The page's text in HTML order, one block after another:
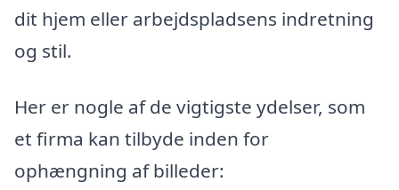
dit hjem eller arbejdspladsens indretning
og stil.
Her er nogle af de vigtigste ydelser, som
et firma kan tilbyde inden for
ophængning af billeder: